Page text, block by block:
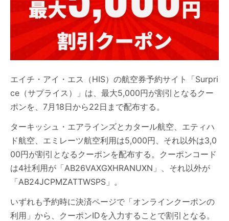
エイチ・アイ・エス（HIS）の航空券予約サイト「Surpri
ce（サプライス）」は、最大5,000円が割引となるクー
ポンを、7月18日から22日まで配布する。
ターキッシュ・エアラインズとカタール航空、エティハ
ド航空、エミレーツ航空利用は5,000円、それ以外は3,0
00円が割引となるクーポンを配布する。クーポンコード
は4社利用が「AB26VAXGXHRANUXN」、それ以外が
「AB24JCPMZATTWSPS」。
いずれも予約時に決済ページで「オンラインクーポンの
利用」から、クーポンIDを入力することで割引となる。